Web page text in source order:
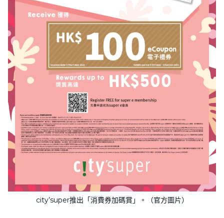
city’super推出「消費券加碼賞」。（官方圖片）